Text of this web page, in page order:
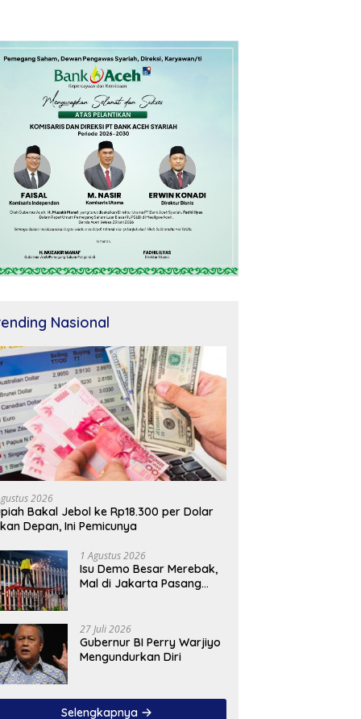
Nasional
2026
Bakal Jebol ke Rp18.300 per Dolar
Depan, Ini Pemicunya
1 Agustus 2026
Isu Demo Besar Merebak,
Mal di Jakarta Pasang
27 Juli 2026
Gubernur BI Perry Warjiyo
Mengundurkan Diri
Selengkapnya